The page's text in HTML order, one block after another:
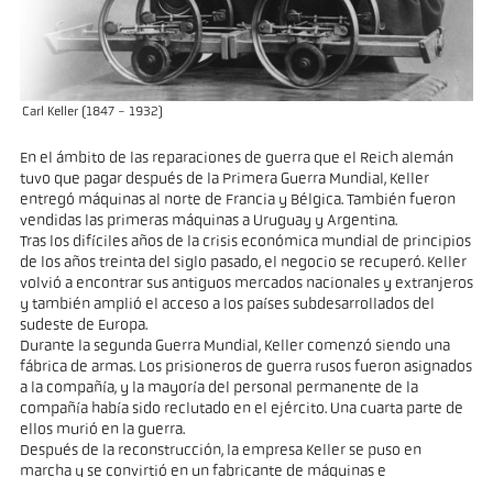
Carl Keller (1847 - 1932)
En el ámbito de las reparaciones de guerra que el Reich alemán
tuvo que pagar después de la Primera Guerra Mundial, Keller
entregó máquinas al norte de Francia y Bélgica. También fueron
vendidas las primeras máquinas a Uruguay y Argentina.
Tras los difíciles años de la crisis económica mundial de principios
de los años treinta del siglo pasado, el negocio se recuperó. Keller
volvió a encontrar sus antiguos mercados nacionales y extranjeros
y también amplió el acceso a los países subdesarrollados del
sudeste de Europa.
Durante la segunda Guerra Mundial, Keller comenzó siendo una
fábrica de armas. Los prisioneros de guerra rusos fueron asignados
a la compañía, y la mayoría del personal permanente de la
compañía había sido reclutado en el ejército. Una cuarta parte de
ellos murió en la guerra.
Después de la reconstrucción, la empresa Keller se puso en
marcha y se convirtió en un fabricante de máquinas e